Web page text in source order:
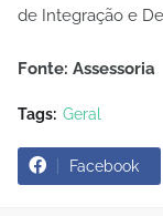
de Integração e
Fonte: Assessoria
Tags: Geral
Facebook